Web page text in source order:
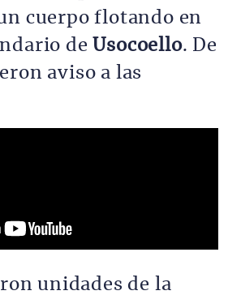
cuerpo flotando en
de Usocoello. De
aviso a las
unidades de la